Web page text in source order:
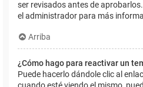
ser revisados antes de
el administrador para más
Arriba
¿Cómo hago para reactivar un
Puede hacerlo dándole clic al